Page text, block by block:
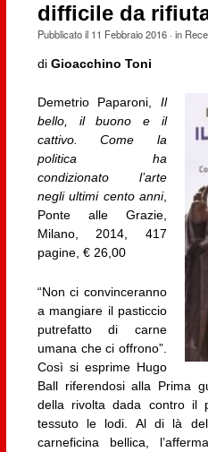
difficile da
Pubblicato il 11 Febbraio 2016· in
di Gioacchino Toni
Demetrio Paparoni, Il
bello, il buono e il
cattivo. Come la
politica ha
condizionato l’arte
negli ultimi cento anni,
Ponte alle Grazie,
Milano, 2014, 417
pagine, € 26,00
“Non ci convinceranno
a mangiare il pasticcio
putrefatto di carne
umana che ci offrono”.
Così si esprime Hugo
Ball riferendosi alla Prima
della rivolta dada contro il
tessuto le lodi. Al di là del
carneficina bellica,